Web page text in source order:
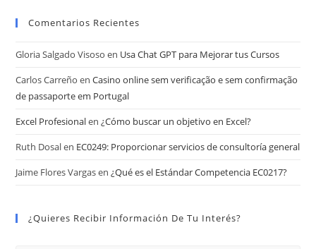
Comentarios Recientes
Gloria Salgado Visoso en Usa Chat GPT para Mejorar tus Cursos
Carlos Carreño enCasino online sem verificação e sem confirmação
de passaporte em Portugal
Excel Profesionalen¿Cómo buscar un objetivo en Excel?
Ruth Dosalen EC0249: Proporcionar servicios de consultoría general
Jaime Flores Vargasen¿Qué es el Estándar Competencia EC0217?
¿Quieres Recibir Información De Tu Interés?